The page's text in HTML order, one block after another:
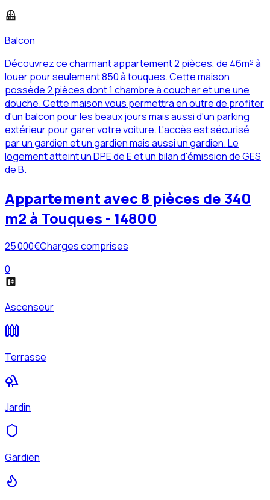
Balcon
Découvrez ce charmant appartement 2 pièces, de 46m² à
louer pour seulement 850 à touques. Cette maison
possède 2 pièces dont 1 chambre à coucher et une une
douche. Cette maison vous permettra en outre de profiter
d'un balcon pour les beaux jours mais aussi d'un parking
extérieur pour garer votre voiture. L'accès est sécurisé
par un gardien et un gardien mais aussi un gardien. Le
logement atteint un DPE de E et un bilan d'émission de GES
de B.
Appartement avec 8 pièces de 340
m2 à Touques - 14800
25 000€Charges comprises
0
Ascenseur
Terrasse
Jardin
Gardien